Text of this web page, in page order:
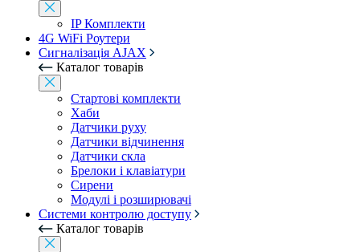
IP Комплекти
4G WiFi Роутери
Сигналізація AJAX
Каталог товарів
Стартові комплекти
Хаби
Датчики руху
Датчики відчинення
Датчики скла
Брелоки і клавіатури
Сирени
Модулі і розширювачі
Системи контролю доступу
Каталог товарів